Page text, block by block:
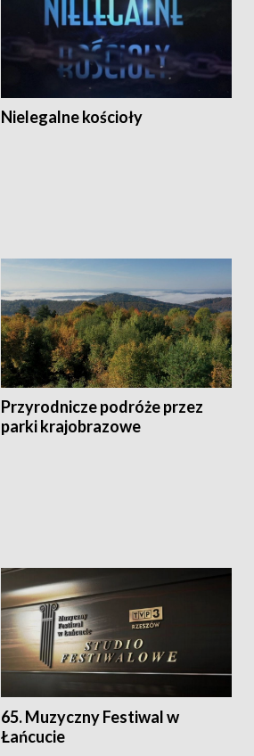
Nielegalne kościoły
Przyrodnicze podróże przez
parki krajobrazowe
65. Muzyczny Festiwal w
Łańcucie